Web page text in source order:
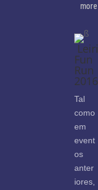
more
Fun
Run
2016
Tal
como
em
event
os
anter
iores,